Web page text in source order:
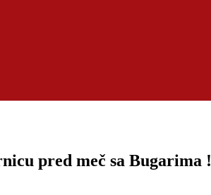
pred meč sa Bugarima !